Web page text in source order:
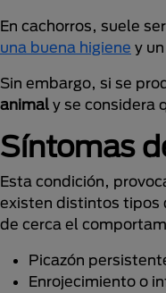
En cachorros, suele
una buena higiene y
Sin embargo, si se
animal y se considera
Síntomas
Esta condición,
existen distintos tipos
de cerca el
Picazón
Enrojecimiento o